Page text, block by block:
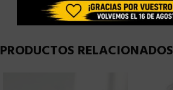
PRODUCTOS RELACIONADOS